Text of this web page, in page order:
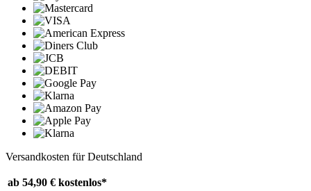
Versandkosten für Deutschland
ab 54,90 € kostenlos*